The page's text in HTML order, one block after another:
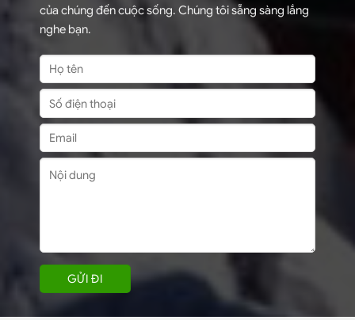
của chúng đến cuộc sống. Chúng tôi sẵng sàng lắng
nghe bạn.